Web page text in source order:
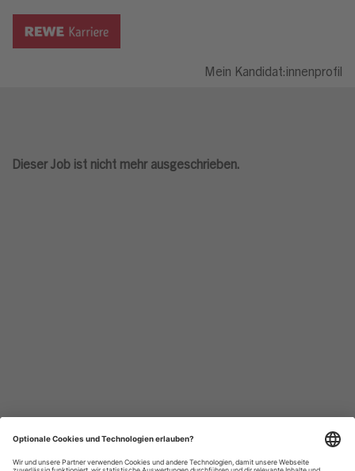
Mein Kandidat:innenprofil
Dieser Job ist nicht mehr ausgeschrieben.
Datenschutzhinweise